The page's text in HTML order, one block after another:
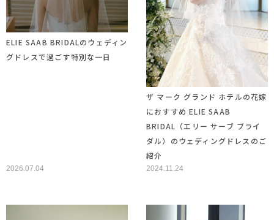
ELIE SAAB BRIDALのウェディン
グドレスで過ごす特別な一日
2026.07.04
ザ マーク グランド ホテルの花嫁
におすすめ ELIE SAAB
BRIDAL（エリー サーブ ブライ
ダル）のウェディングドレスのご
紹介
2024.11.24